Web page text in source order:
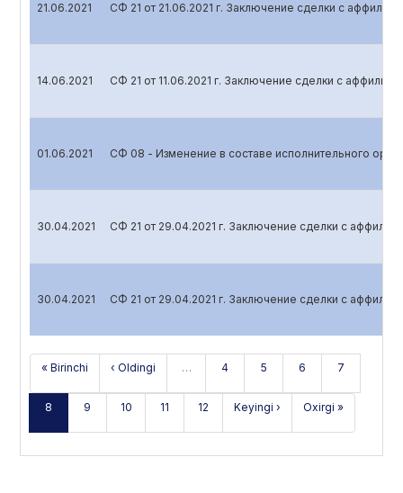
21.06.2021 СФ 21 от 21.06.2021 г. Заключение сделки с
14.06.2021 СФ 21 от 11.06.2021 г. Заключение сделки с
01.06.2021 СФ 08 - Изменение в составе исполнительного
30.04.2021 СФ 21 от 29.04.2021 г. Заключение сделки с
30.04.2021 СФ 21 от 29.04.2021 г. Заключение сделки с
« Birinchi ‹ Oldingi … 4 5 6 7
8 9 10 11 12 Keyingi › Oxirgi »